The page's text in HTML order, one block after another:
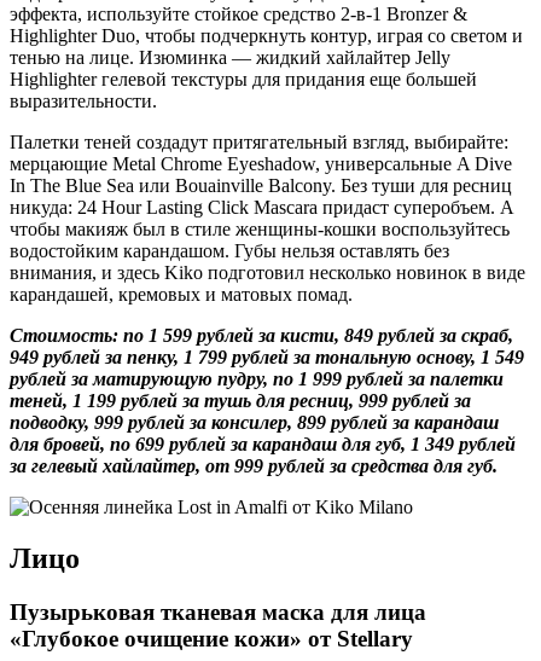
эффекта, используйте стойкое средство 2-в-1 Bronzer &
Highlighter Duo, чтобы подчеркнуть контур, играя со светом и
тенью на лице. Изюминка — жидкий хайлайтер Jelly
Highlighter гелевой текстуры для придания еще большей
выразительности.
Палетки теней создадут притягательный взгляд, выбирайте:
мерцающие Metal Chrome Eyeshadow, универсальные A Dive
In The Blue Sea или Bouainville Balcony. Без туши для ресниц
никуда: 24 Hour Lasting Click Mascara придаст суперобъем. А
чтобы макияж был в стиле женщины-кошки воспользуйтесь
водостойким карандашом. Губы нельзя оставлять без
внимания, и здесь Kiko подготовил несколько новинок в виде
карандашей, кремовых и матовых помад.
Стоимость: по 1 599 рублей за кисти, 849 рублей за скраб,
949 рублей за пенку, 1 799 рублей за тональную основу, 1 549
рублей за матирующую пудру, по 1 999 рублей за палетки
теней, 1 199 рублей за тушь для ресниц, 999 рублей за
подводку, 999 рублей за консилер, 899 рублей за карандаш
для бровей, по 699 рублей за карандаш для губ, 1 349 рублей
за гелевый хайлайтер, от 999 рублей за средства для губ.
Лицо
Пузырьковая тканевая маска для лица
«Глубокое очищение кожи» от Stellary